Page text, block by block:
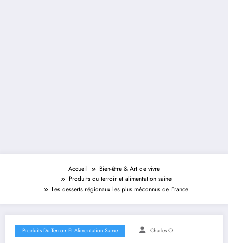
Accueil
Bien-être & Art de vivre
Produits du terroir et alimentation saine
Les desserts régionaux les plus méconnus de France
Produits Du Terroir Et Alimentation Saine Charles O